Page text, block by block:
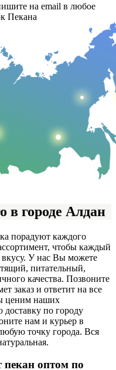
на email в любое
Пекана
в городе Алдан
порадуют каждого
чтобы каждый
У нас Вы можете
питательный,
качества. Позвоните
заказ и ответит на все
ценим наших
доставку по городу
нам и курьер в
точку города. Вся
оптом по